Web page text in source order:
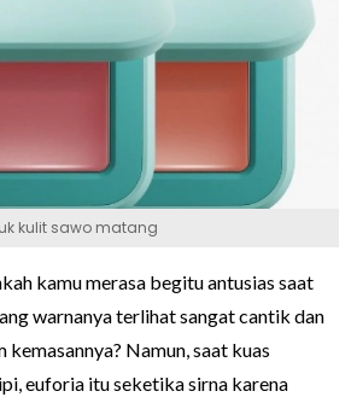
kulit sawo matang
kamu merasa begitu antusias saat
warnanya terlihat sangat cantik dan
kemasannya? Namun, saat kuas
euforia itu seketika sirna karena